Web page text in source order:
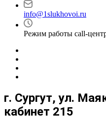
info@1slukhovoi.ru
Режим работы call-
г. Сургут, ул.
кабинет 215